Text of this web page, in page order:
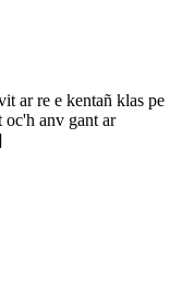
ar re e kentañ klas pe
oc'h anv gant ar